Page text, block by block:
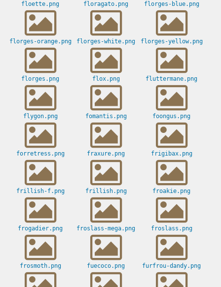
floette.png floragato.png florges-blue.png
florges-orange.png florges-white.png florges-yellow.png
florges.png flox.png fluttermane.png
flygon.png fomantis.png foongus.png
forretress.png fraxure.png frigibax.png
frillish-f.png frillish.png froakie.png
frogadier.png froslass-mega.png froslass.png
frosmoth.png fuecoco.png furfrou-dandy.png